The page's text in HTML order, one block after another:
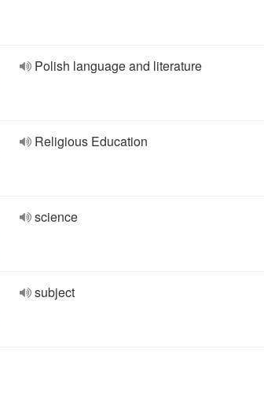
Polish language and literature
Religious Education
science
subject